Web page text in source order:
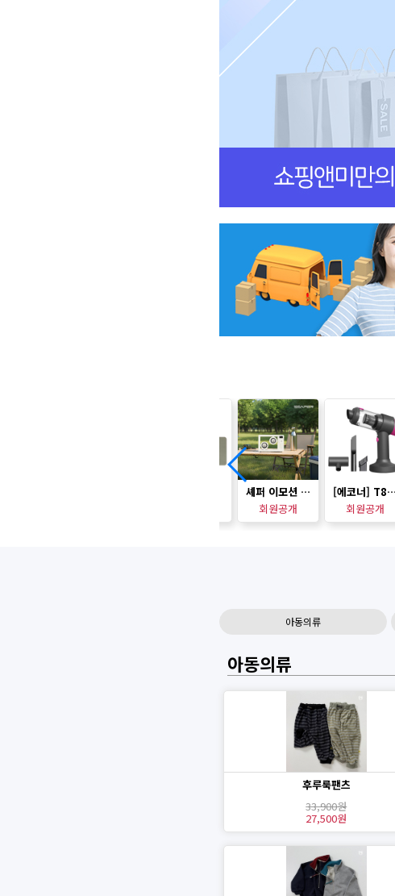
셰퍼 이모션 블루투스 스피커 (무드등겸용) SS-J5061
회원공개
[에코너] T8 핸디형 PMDC 에어건 겸용 무선 진공 청소기 (노즐포함)
회원공개
아동의류
아동의류
후루룩팬츠
33,900원
27,500원